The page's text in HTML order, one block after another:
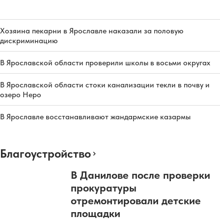
Хозяина пекарни в Ярославле наказали за половую
дискриминацию
В Ярославской области проверили школы в восьми округах
В Ярославской области стоки канализации текли в почву и
озеро Неро
В Ярославле восстанавливают жандармские казармы
Благоустройство
В Данилове после проверки
прокуратуры
отремонтировали детские
площадки